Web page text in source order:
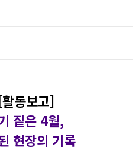
동보고]
짙은 4월,
현장의 기록